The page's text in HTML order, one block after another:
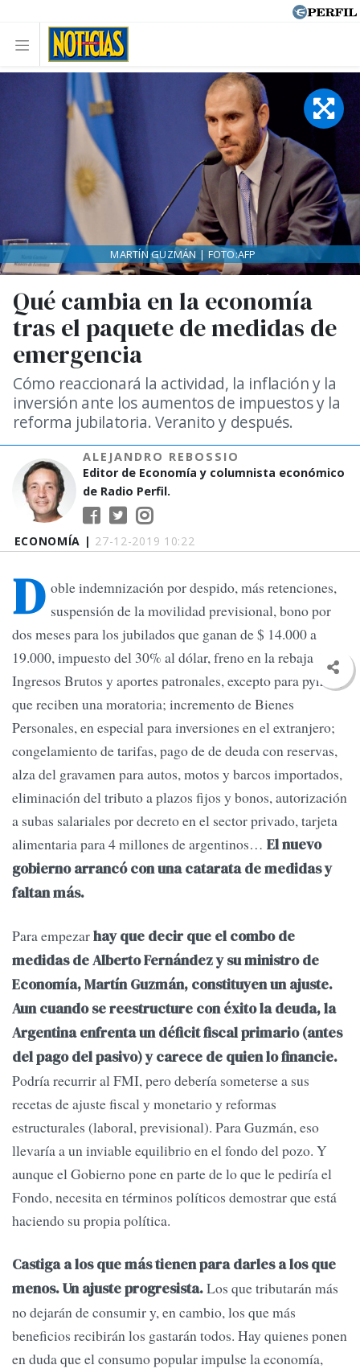
ECONOMÍA | 27-12-2019 10:22
Qué cambia en la economía
tras el paquete de medidas de
emergencia
Cómo reaccionará la actividad, la inflación y la
inversión ante los aumentos de impuestos y la
reforma jubilatoria. Veranito y después.
ALEJANDRO REBOSSIO
Editor de Economía y columnista económico
de Radio Perfil.
MARTÍN GUZMÁN | FOTO:AFP
D oble indemnización por despido, más retenciones,
suspensión de la movilidad previsional, bono por
dos meses para los jubilados que ganan de $ 14.000 a
19.000, impuesto del 30% al dólar, freno en la rebaja de
Ingresos Brutos y aportes patronales, excepto para pymes,
que reciben una moratoria; incremento de Bienes
Personales, en especial para inversiones en el extranjero;
congelamiento de tarifas, pago de de deuda con reservas,
alza del gravamen para autos, motos y barcos importados,
eliminación del tributo a plazos fijos y bonos, autorización
a subas salariales por decreto en el sector privado, tarjeta
alimentaria para 4 millones de argentinos… El nuevo
gobierno arrancó con una catarata de medidas y
faltan más.
Para empezarhay que decir que el combo de
medidas de Alberto Fernández y su ministro de
Economía, Martín Guzmán, constituyen un ajuste.
Aun cuando se reestructure con éxito la deuda, la
Argentina enfrenta un déficit fiscal primario (antes
del pago del pasivo) y carece de quien lo financie.
Podría recurrir al FMI, pero debería someterse a sus
recetas de ajuste fiscal y monetario y reformas
estructurales (laboral, previsional). Para Guzmán, eso
llevaría a un inviable equilibrio en el fondo del pozo. Y
aunque el Gobierno pone en parte de lo que le pediría el
Fondo, necesita en términos políticos demostrar que está
haciendo su propia política.
Castiga a los que más tienen para darles a los que
menos. Un ajuste progresista.Los que tributarán más
no dejarán de consumir y, en cambio, los que más
beneficios recibirán los gastarán todos. Hay quienes ponen
en duda que el consumo popular impulse la economía,